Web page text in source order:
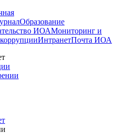
Образование
ИОАМониторинг и
ИнтранетПочта ИОА